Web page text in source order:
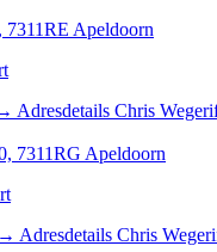
7311RE Apeldoorn
Adresdetails Chris
7311RG Apeldoorn
→ Adresdetails Chris